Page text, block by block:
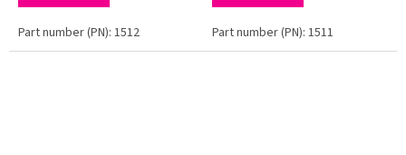
Part number (PN): 1512 Part number (PN): 1511